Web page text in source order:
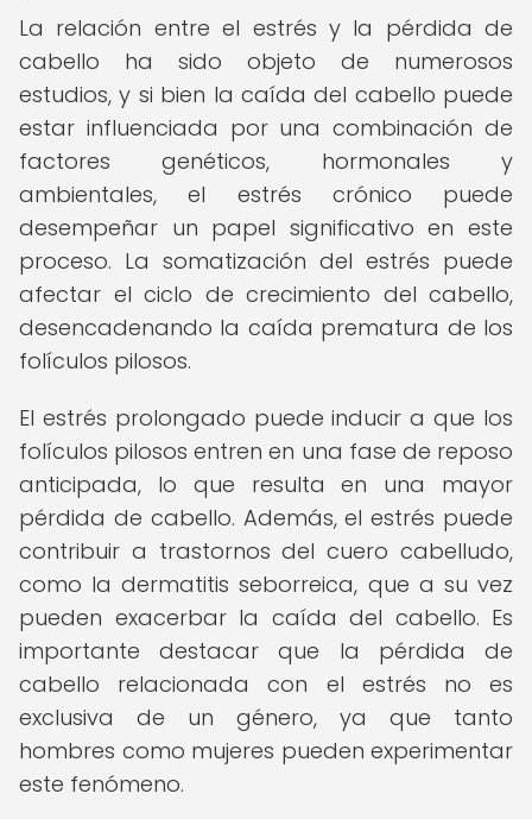
La relación entre el estrés y la pérdida de
cabello ha sido objeto de numerosos
estudios, y si bien la caída del cabello puede
estar influenciada por una combinación de
factores genéticos, hormonales y
ambientales, el estrés crónico puede
desempeñar un papel significativo en este
proceso. La somatización del estrés puede
afectar el ciclo de crecimiento del cabello,
desencadenando la caída prematura de los
folículos pilosos.
El estrés prolongado puede inducir a que los
folículos pilosos entren en una fase de reposo
anticipada, lo que resulta en una mayor
pérdida de cabello. Además, el estrés puede
contribuir a trastornos del cuero cabelludo,
como la dermatitis seborreica, que a su vez
pueden exacerbar la caída del cabello. Es
importante destacar que la pérdida de
cabello relacionada con el estrés no es
exclusiva de un género, ya que tanto
hombres como mujeres pueden experimentar
este fenómeno.